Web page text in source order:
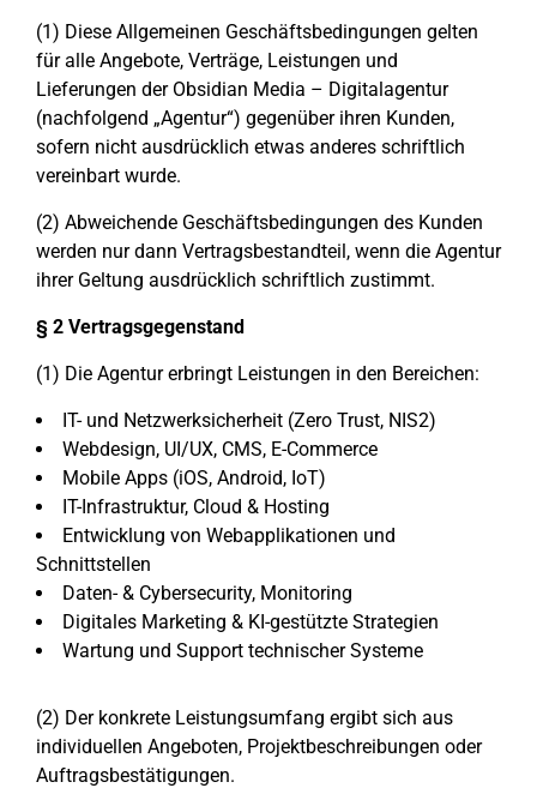
(1) Diese Allgemeinen Geschäftsbedingungen gelten
für alle Angebote, Verträge, Leistungen und
Lieferungen der Obsidian Media – Digitalagentur
(nachfolgend „Agentur“) gegenüber ihren Kunden,
sofern nicht ausdrücklich etwas anderes schriftlich
vereinbart wurde.
(2) Abweichende Geschäftsbedingungen des Kunden
werden nur dann Vertragsbestandteil, wenn die Agentur
ihrer Geltung ausdrücklich schriftlich zustimmt.
§ 2 Vertragsgegenstand
(1) Die Agentur erbringt Leistungen in den Bereichen:
IT- und Netzwerksicherheit (Zero Trust, NIS2)
Webdesign, UI/UX, CMS, E-Commerce
Mobile Apps (iOS, Android, IoT)
IT-Infrastruktur, Cloud & Hosting
Entwicklung von Webapplikationen und
Schnittstellen
Daten- & Cybersecurity, Monitoring
Digitales Marketing & KI-gestützte Strategien
Wartung und Support technischer Systeme
(2) Der konkrete Leistungsumfang ergibt sich aus
individuellen Angeboten, Projektbeschreibungen oder
Auftragsbestätigungen.